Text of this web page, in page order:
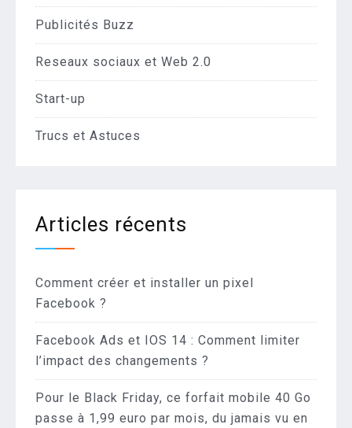
Publicités Buzz
Reseaux sociaux et Web 2.0
Start-up
Trucs et Astuces
Articles récents
Comment créer et installer un pixel
Facebook ?
Facebook Ads et IOS 14 : Comment limiter
l’impact des changements ?
Pour le Black Friday, ce forfait mobile 40 Go
passe à 1,99 euro par mois, du jamais vu en